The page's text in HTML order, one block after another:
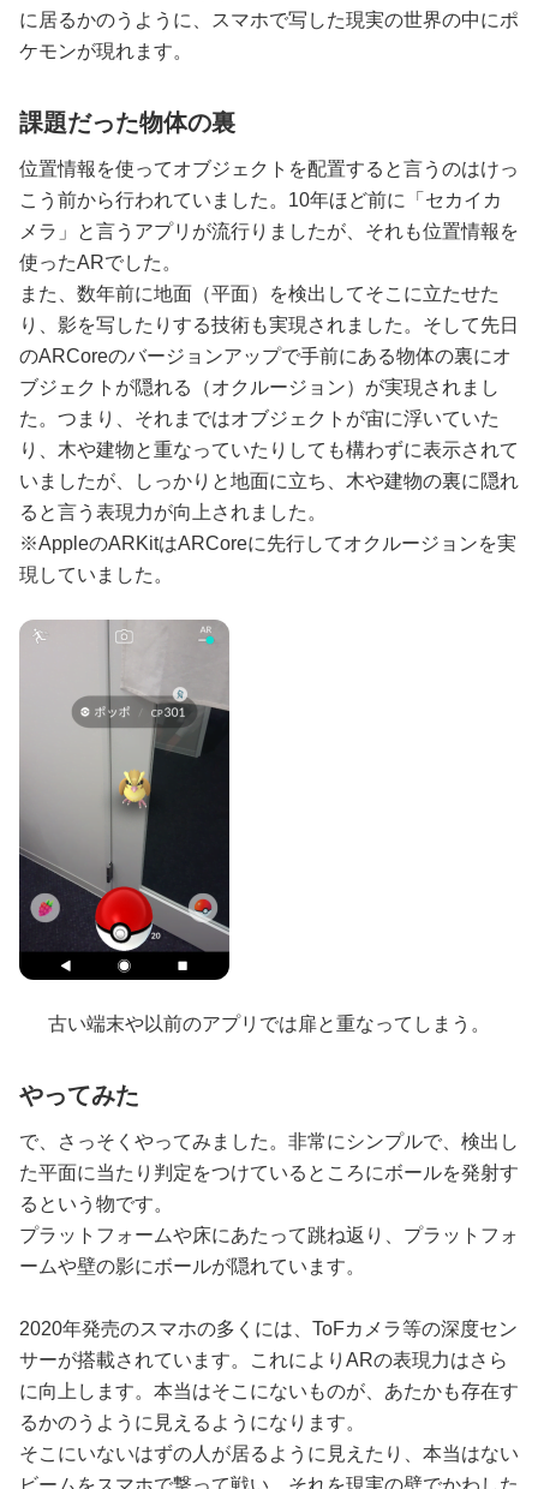
に居るかのうように、スマホで写した現実の世界の中にポ
ケモンが現れます。
課題だった物体の裏
位置情報を使ってオブジェクトを配置すると言うのはけっ
こう前から行われていました。10年ほど前に「セカイカ
メラ」と言うアプリが流行りましたが、それも位置情報を
使ったARでした。
また、数年前に地面（平面）を検出してそこに立たせた
り、影を写したりする技術も実現されました。そして先日
のARCoreのバージョンアップで手前にある物体の裏にオ
ブジェクトが隠れる（オクルージョン）が実現されまし
た。つまり、それまではオブジェクトが宙に浮いていた
り、木や建物と重なっていたりしても構わずに表示されて
いましたが、しっかりと地面に立ち、木や建物の裏に隠れ
ると言う表現力が向上されました。
※AppleのARKitはARCoreに先行してオクルージョンを実
現していました。
古い端末や以前のアプリでは扉と重なってしまう。
やってみた
で、さっそくやってみました。非常にシンプルで、検出し
た平面に当たり判定をつけているところにボールを発射す
るという物です。
プラットフォームや床にあたって跳ね返り、プラットフォ
ームや壁の影にボールが隠れています。
2020年発売のスマホの多くには、ToFカメラ等の深度セン
サーが搭載されています。これによりARの表現力はさら
に向上します。本当はそこにないものが、あたかも存在す
るかのうように見えるようになります。
そこにいないはずの人が居るように見えたり、本当はない
ビームをスマホで撃って戦い、それを現実の壁でかわした